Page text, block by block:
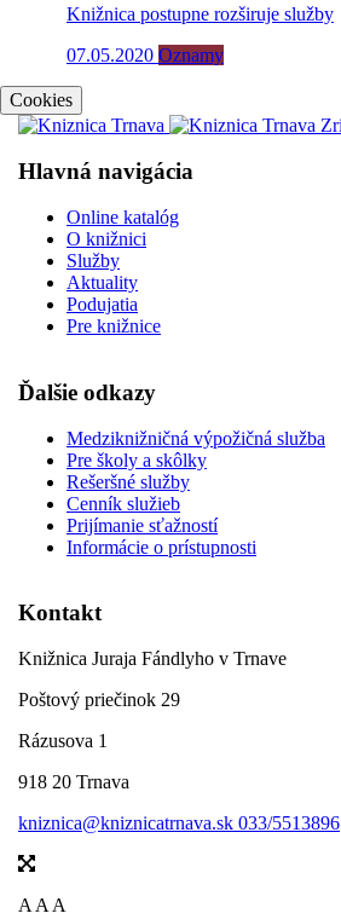
Knižnica postupne rozširuje služby
07.05.2020 Oznamy
Cookies
Hlavná navigácia
Online katalóg
O knižnici
Služby
Aktuality
Podujatia
Pre knižnice
Ďalšie odkazy
Medziknižničná výpožičná služba
Pre školy a skôlky
Rešeršné služby
Cenník služieb
Prijímanie sťažností
Informácie o prístupnosti
Kontakt
Knižnica Juraja Fándlyho v Trnave
Poštový priečinok 29
Rázusova 1
918 20 Trnava
kniznica@kniznicatrnava.sk 033/5513896
A A A